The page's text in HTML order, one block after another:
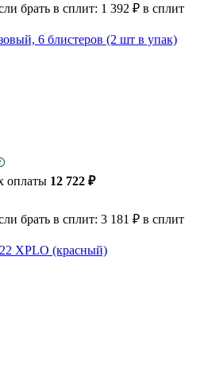
брать в сплит: 1 392 ₽ в сплит
6 блистеров (2 шт в упак)
оплаты 12 722 ₽
брать в сплит: 3 181 ₽ в сплит
XPLO (красный)